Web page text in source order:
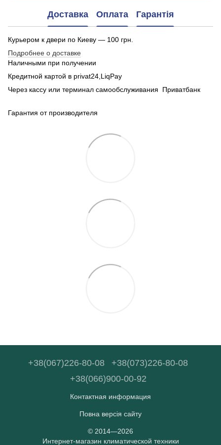
Доставка Оплата Гарантія
Курьером к двери по Киеву — 100 грн.
Подробнее о доставке
Наличными при получении
Кредитной картой в privat24,LiqPay
Через кассу или терминал самообслуживания Приватбанк
Гарантия от производителя
+38(067)226-80-08
+38(073)226-80-08
+38(066)900-00-92
Контактная информация
Повна версія сайту
© 2014—2026
Интернет-магазин климатической техники